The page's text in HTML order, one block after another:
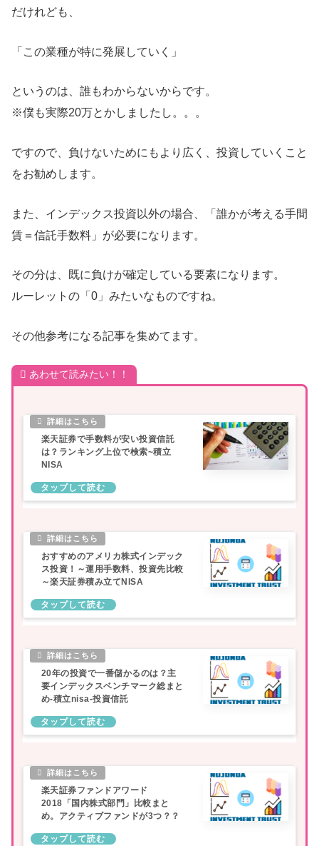
だけれども、
「この業種が特に発展していく」
というのは、誰もわからないからです。
※僕も実際20万とかしましたし。。。
ですので、負けないためにもより広く、投資していくこと
をお勧めします。
また、インデックス投資以外の場合、「誰かが考える手間
賃＝信託手数料」が必要になります。
その分は、既に負けが確定している要素になります。
ルーレットの「0」みたいなものですね。
その他参考になる記事を集めてます。
あわせて読みたい！！
楽天証券で手数料が安い投資信託
は？ランキング上位で検索~積立
NISA
おすすめのアメリカ株式インデック
ス投資！～運用手数料、投資先比較
～楽天証券積み立てNISA
20年の投資で一番儲かるのは？主
要インデックスベンチマーク総まと
め-積立nisa-投資信託
楽天証券ファンドアワード
2018「国内株式部門」比較まと
め。アクティブファンドが3つ？？